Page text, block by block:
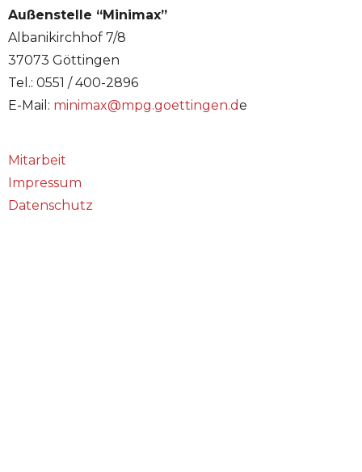
Außenstelle “Minimax”
Albanikirchhof 7/8
37073 Göttingen
Tel.: 0551 / 400-2896
E-Mail: minimax@mpg.goettingen.de
Mitarbeit
Impressum
Datenschutz